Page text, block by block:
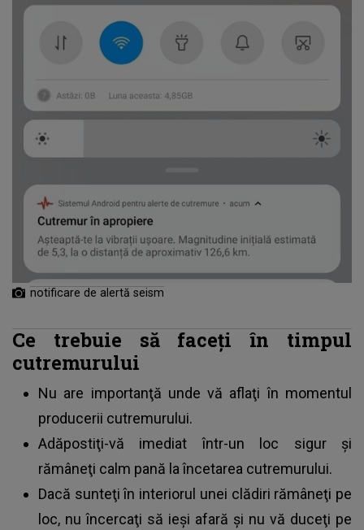
notificare de alertă seism
Ce trebuie să faceţi în timpul
cutremurului
Nu are importanţă unde vă aflaţiîn momentul
producerii cutremurului.
Adăpostiţi-vă imediat într-un loc sigur şi
rămâneţi calm pană la încetarea cutremurului.
Dacă sunteţi în interiorul unei clădiri rămâneţi pe
loc, nu încercaţi să ieşi afară şi nu vă duceţi pe